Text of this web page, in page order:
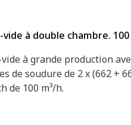
à double chambre.
à grande production
de soudure de 2 x (662 +
de 100 m³/h.